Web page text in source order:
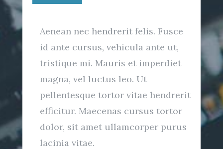
Aenean nec hendrerit felis. Fusce
id ante cursus, vehicula ante ut,
tristique mi. Mauris et imperdiet
magna, vel luctus leo. Ut
pellentesque tortor vitae hendrerit
efficitur. Maecenas cursus tortor
dolor, sit amet ullamcorper purus
lacinia vitae.